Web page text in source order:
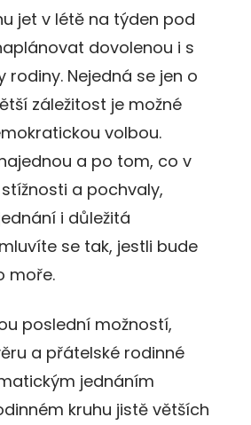
jet v létě na týden pod
dovolenou i s
Nejedná se jen o
záležitost je možné
volbou.
a po tom, co v
a pochvaly,
i důležitá
se tak, jestli bude
moře.
poslední možností,
a přátelské rodinné
jednáním
kruhu jistě větších